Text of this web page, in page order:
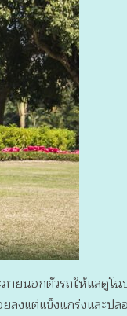
ายนอกตัวรถให้แลดู
ลงแต่แข็งแกร่งและป